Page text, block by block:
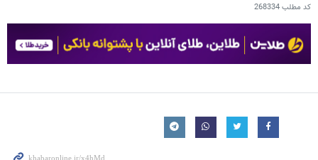
کد مطلب268334